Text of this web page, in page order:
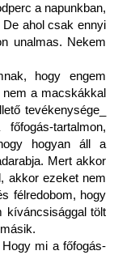
a napunkban,
ahol csak ennyi
unalmas. Nekem
hogy engem
a macskákkal
tevékenysége_
tartalmon,
hogyan áll a
Mert akkor
akkor ezeket nem
félredobom, hogy
kíváncsisággal tölt
mi a főfogás-